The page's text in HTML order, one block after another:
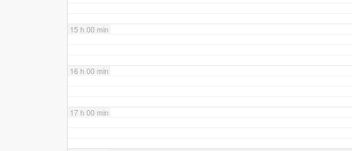
15 h 00 min
16 h 00 min
17 h 00 min